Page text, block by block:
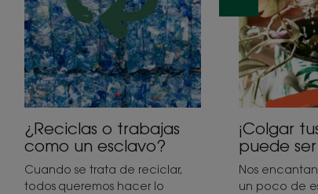
esclavo?
¿Reciclas o trabajas
como un esclavo?
Cuando se trata de reciclar,
todos queremos hacer lo
más
fácil!
¡Colgar
puede
Nos
un poco de